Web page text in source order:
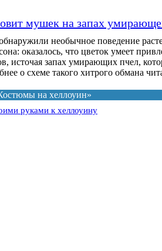
мушек на запах
необычное поведение
оказалось, что цветок умеет
источая запах умирающих пчел,
о схеме такого хитрого обмана
на хеллоуин»
руками к хеллоуину